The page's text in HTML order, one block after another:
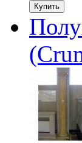
Купить